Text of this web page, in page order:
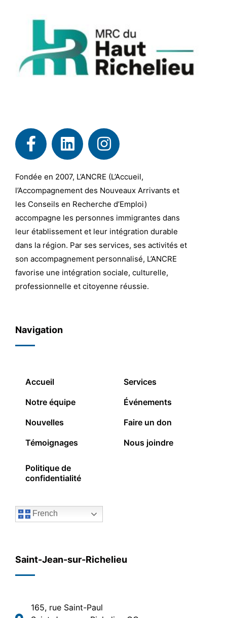
Fondée en 2007, L’ANCRE (L’Accueil,
l’Accompagnement des Nouveaux Arrivants et
les Conseils en Recherche d’Emploi)
accompagne les personnes immigrantes dans
leur établissement et leur intégration durable
dans la région. Par ses services, ses activités et
son accompagnement personnalisé, L’ANCRE
favorise une intégration sociale, culturelle,
professionnelle et citoyenne réussie.
Navigation
Accueil
Notre équipe
Nouvelles
Témoignages
Services
Événements
Faire un don
Nous joindre
Politique de
confidentialité
French
Saint-Jean-sur-Richelieu
165, rue Saint-Paul